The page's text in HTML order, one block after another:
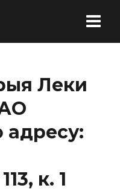
Леки
к. 1